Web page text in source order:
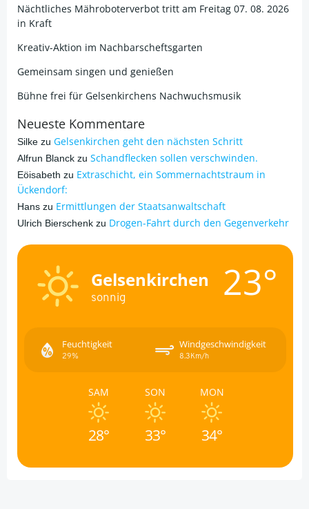
Nächtliches Mähroboterverbot tritt am Freitag 07. 08. 2026
in Kraft
Kreativ-Aktion im Nachbarscheftsgarten
Gemeinsam singen und genießen
Bühne frei für Gelsenkirchens Nachwuchsmusik
Neueste Kommentare
Silke zu Gelsenkirchen geht den nächsten Schritt
Alfrun Blanck zu Schandflecken sollen verschwinden.
Eöisabeth zu Extraschicht, ein Sommernachtstraum in
Ückendorf:
Hans zu Ermittlungen der Staatsanwaltschaft
Ulrich Bierschenk zu Drogen-Fahrt durch den Gegenverkehr
Gelsenkirchen
sonnig 23°
Feuchtigkeit
29%
Windgeschwindigkeit
8.3Km/h
SAM
28°
SON
33°
MON
34°